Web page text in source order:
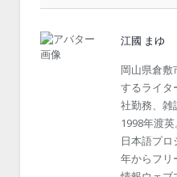
江國 まゆ
岡山県倉敷
するライタ
社勤務、雑
1998年渡
日本語プ
年からフリ